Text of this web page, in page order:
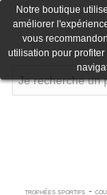
TROPHÉES SPORTIFS-
Notre boutique
améliorer
vous
utilisation pour